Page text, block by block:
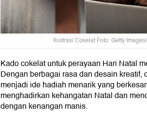
Ilustrasi Cokelat Foto: Getty
Kado cokelat untuk perayaan Hari Natal
Dengan berbagai rasa dan desain
menjadi ide hadiah menarik yang
menghadirkan kehangatan Natal dan
dengan kenangan manis.